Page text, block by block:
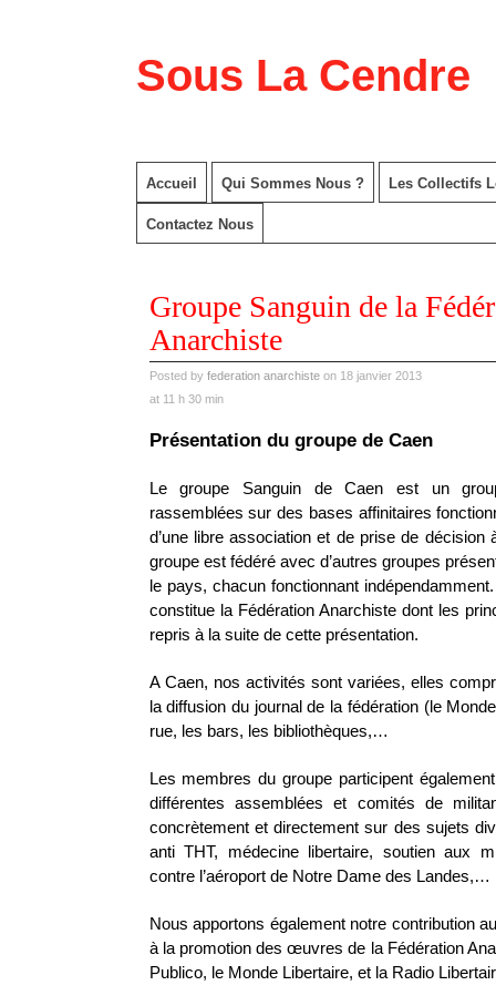
Sous La Cendre
Accueil Qui Sommes Nous ? Les Collectifs
Contactez Nous
Groupe Sanguin de la
Anarchiste
Posted by federation anarchisteon 18 janvier 2013
at 11 h 30 min
Présentation du groupe de Caen
Le groupe Sanguin de Caen est un
rassemblées sur des bases affinitaires
d’une libre association et de prise de décision
groupe est fédéré avec d’autres groupes
le pays, chacun fonctionnant
constitue la Fédération Anarchiste dont les
repris à la suite de cette présentation.
A Caen, nos activités sont variées, elles
la diffusion du journal de la fédération (le
rue, les bars, les bibliothèques,…
Les membres du groupe participent
différentes assemblées et comités de
concrètement et directement sur des sujets
anti THT, médecine libertaire, soutien aux
contre l’aéroport de Notre Dame des Landes,…
Nous apportons également notre contribution
à la promotion des œuvres de la Fédération
Publico, le Monde Libertaire, et la Radio